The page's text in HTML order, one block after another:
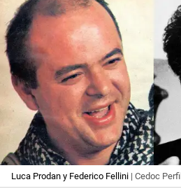
Luca Prodan y Federico Fellini | Cedoc Perfil